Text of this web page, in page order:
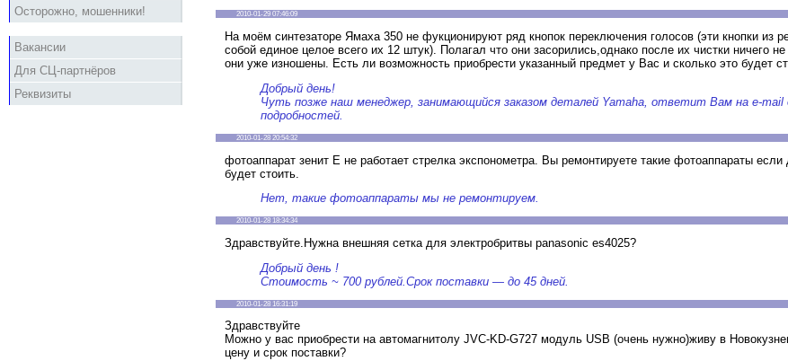
Осторожно, мошенники!
Вакансии
Для СЦ-партнёров
Реквизиты
2010-01-29 07:46:09
На моём синтезаторе Ямаха 350 не фукционируют ряд кнопок переключения голосов (эти кнопки из
собой единое целое всего их 12 штук). Полагал что они засорились,однако после их чистки ничего
они уже изношены. Есть ли возможность приобрести указанный предмет у Вас и сколько это будет
Добрый день!
Чуть позже наш менеджер, занимающийся заказом деталей Yamaha, ответит Вам на e-mail
подробностей.
2010-01-28 20:54:32
фотоаппарат зенит Е не работает стрелка экспонометра. Вы ремонтируете такие фотоаппараты если
будет стоить.
Нет, такие фотоаппараты мы не ремонтируем.
2010-01-28 18:34:34
Здравствуйте.Нужна внешняя сетка для электробритвы panasonic es4025?
Добрый день !
Стоимость ~ 700 рублей.Срок поставки — до 45 дней.
2010-01-28 16:31:19
Здравствуйте
Можно у вас приобрести на автомагнитолу JVC-KD-G727 модуль USB (очень нужно)живу в
цену и срок поставки?